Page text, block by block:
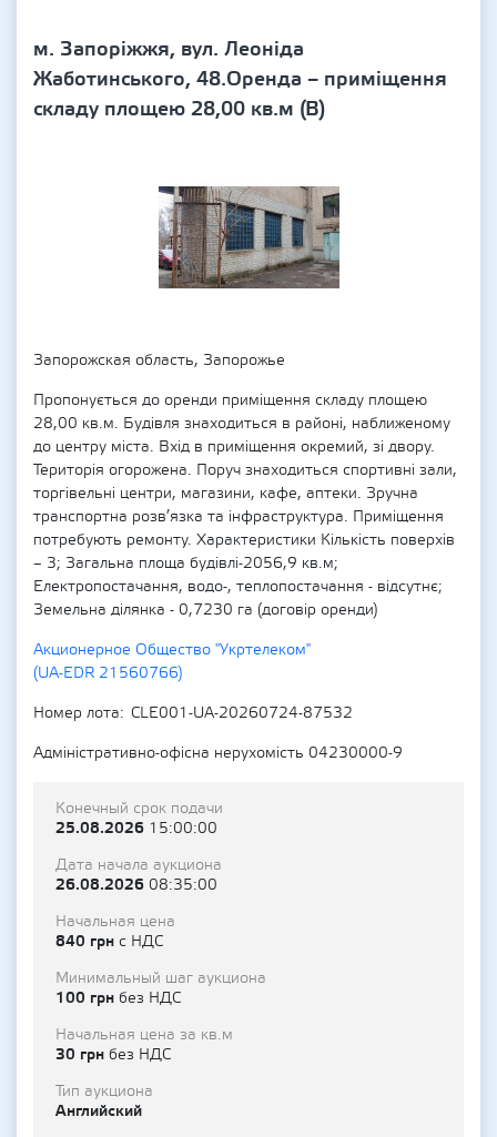
м. Запоріжжя, вул. Леоніда
Жаботинського, 48.Оренда – приміщення
складу площею 28,00 кв.м (В)
Запорожская область, Запорожье
Пропонується до оренди приміщення складу площею
28,00 кв.м. Будівля знаходиться в районі, наближеному
до центру міста. Вхід в приміщення окремий, зі двору.
Територія огорожена. Поруч знаходиться спортивні зали,
торгівельні центри, магазини, кафе, аптеки. Зручна
транспортна розв’язка та інфраструктура. Приміщення
потребують ремонту. Характеристики Кількість поверхів
– 3; Загальна площа будівлі-2056,9 кв.м;
Електропостачання, водо-, теплопостачання - відсутнє;
Земельна ділянка - 0,7230 га (договір оренди)
Акционерное Общество "Укртелеком"
(UA-EDR 21560766)
Номер лота
CLE001-UA-20260724-87532
Адміністративно-офісна нерухомість 04230000-9
Конечный срок подачи
25.08.2026 15:00:00
Дата начала аукциона
26.08.2026 08:35:00
Начальная цена
840 грн с НДС
Минимальный шаг аукциона
100 грн без НДС
Начальная цена за кв.м
30 грн без НДС
Тип аукциона
Английский